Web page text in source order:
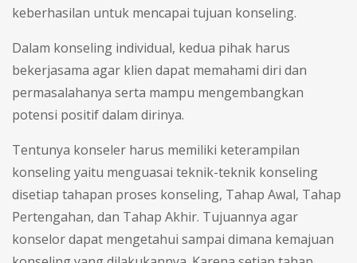
keberhasilan untuk mencapai tujuan konseling.
Dalam konseling individual, kedua pihak harus
bekerjasama agar klien dapat memahami diri dan
permasalahanya serta mampu mengembangkan
potensi positif dalam dirinya.
Tentunya konseler harus memiliki keterampilan
konseling yaitu menguasai teknik-teknik konseling
disetiap tahapan proses konseling, Tahap Awal, Tahap
Pertengahan, dan Tahap Akhir. Tujuannya agar
konselor dapat mengetahui sampai dimana kemajuan